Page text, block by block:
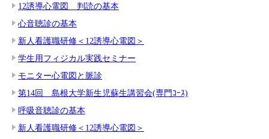
12誘導心電図 判読の基本
心音聴診の基本
新人看護職研修＜12誘導心電図＞
学生用フィジカル実践セミナー
モニター心電図と脈診
第14回 島根大学新生児蘇生講習会(専門ｺｰｽ)
呼吸音聴診の基本
新人看護職研修＜12誘導心電図＞